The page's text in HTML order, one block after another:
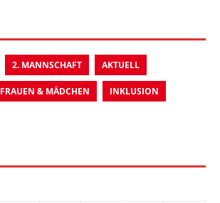
2. MANNSCHAFT AKTUELL
FRAUEN & MÄDCHEN INKLUSION